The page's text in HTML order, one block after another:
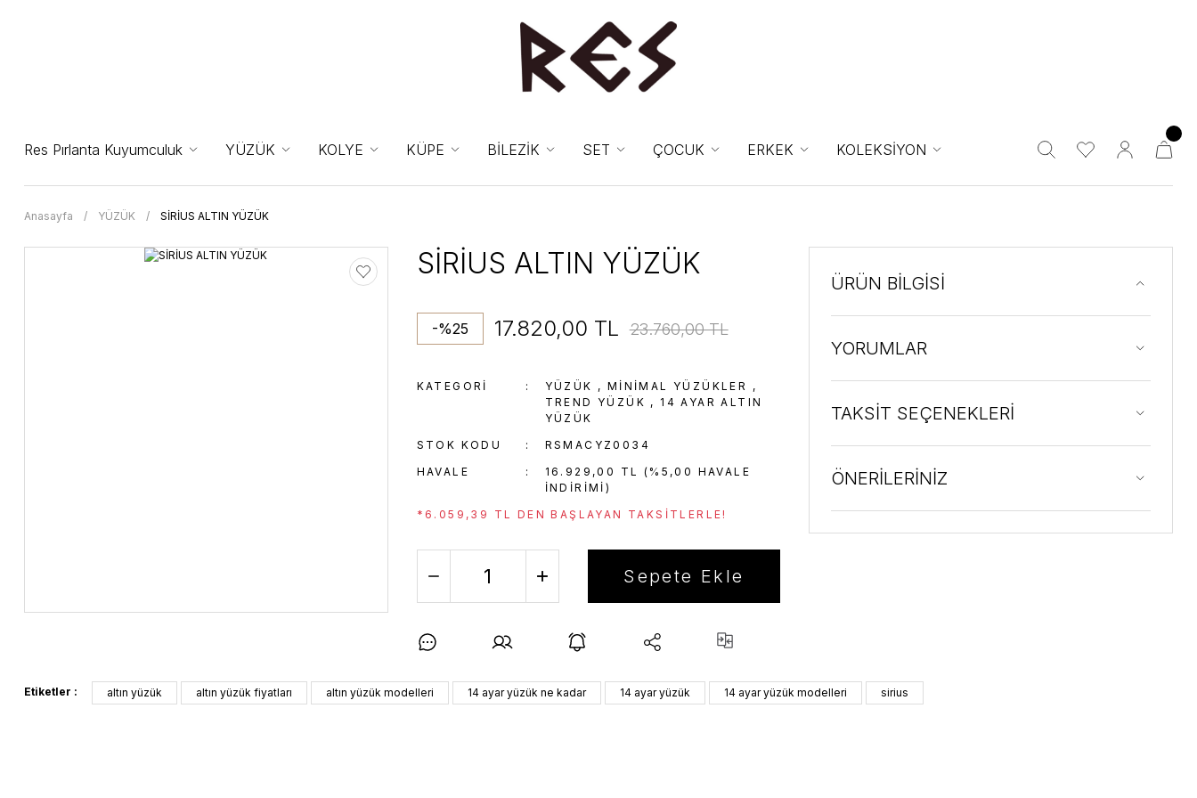
Res Pırlanta Kuyumculuk YÜZÜK KOLYE KÜPE BİLEZİK SET ÇOCUK ERKEK KOLEKSİYON
Anasayfa YÜZÜK SİRİUS ALTIN YÜZÜK
SİRİUS ALTIN YÜZÜK
-%25 17.820,00 TL 23.760,00 TL
KATEGORI YÜZÜK , MINIMAL YÜZÜKLER
,
TREND YÜZÜK , 14 AYAR ALTIN
YÜZÜK
STOK KODU
RSMACYZ0034
HAVALE
16.929,00 TL (%5,00 HAVALE
INDIRIMI)
*6.059,39 TL DEN BAŞLAYAN TAKSITLERLE!
Sepete Ekle
ÜRÜN BİLGİSİ
YORUMLAR
TAKSİT SEÇENEKLERİ
ÖNERİLERİNİZ
Etiketler : altın yüzük altın yüzük fiyatları altın yüzük modelleri 14 ayar yüzük ne kadar 14 ayar yüzük 14 ayar yüzük modelleri sirius